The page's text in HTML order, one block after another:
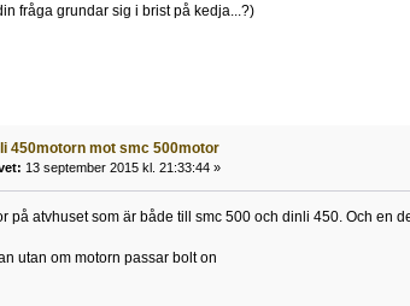
fråga grundar sig i brist på kedja...?)
450motorn mot smc 500motor
13 september 2015 kl. 21:33:44 »
på atvhuset som är både till smc 500 och dinli 450. Och en
utan om motorn passar bolt on